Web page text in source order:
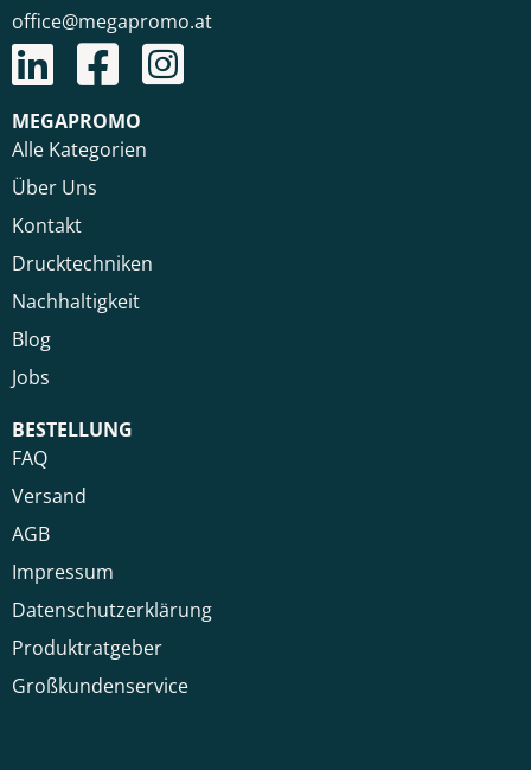
office@megapromo.at
MEGAPROMO
Alle Kategorien
Über Uns
Kontakt
Drucktechniken
Nachhaltigkeit
Blog
Jobs
BESTELLUNG
FAQ
Versand
AGB
Impressum
Datenschutzerklärung
Produktratgeber
Großkundenservice